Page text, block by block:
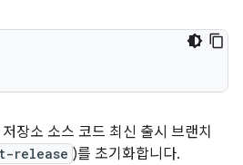
장소 소스 코드 최신 출시 브랜치
release )를 초기화합니다.